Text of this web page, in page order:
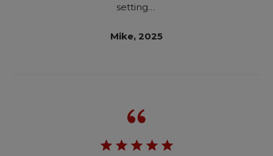
setting…
Mike, 2025